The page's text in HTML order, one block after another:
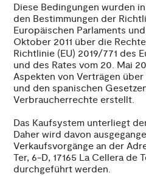
Diese Bedingungen wurden
den Bestimmungen der
Europäischen Parlaments
Oktober 2011 über die
Richtlinie (EU) 2019/771 des
und des Rates vom 20. Mai
Aspekten von Verträgen
und den spanischen
Verbraucherrechte erstellt.
Das Kaufsystem unterliegt
Daher wird davon
Verkaufsvorgänge an der
Ter, 6-D, 17165 La Cellera de
durchgeführt werden.